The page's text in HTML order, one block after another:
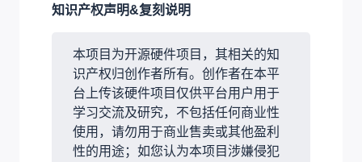
知识产权声明&复刻说明
本项目为开源硬件项目，其相关的知
识产权归创作者所有。创作者在本平
台上传该硬件项目仅供平台用户用于
学习交流及研究，不包括任何商业性
使用，请勿用于商业售卖或其他盈利
性的用途；如您认为本项目涉嫌侵犯